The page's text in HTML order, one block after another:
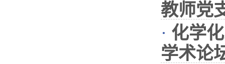
教师党
· 化学
学术论